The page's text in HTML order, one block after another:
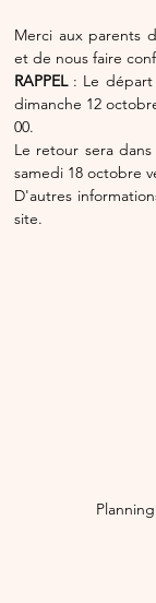
Merci aux parents
et de nous faire
RAPPEL : Le départ
dimanche 12
00.
Le retour sera
samedi 18 octobre
D'autres
site.